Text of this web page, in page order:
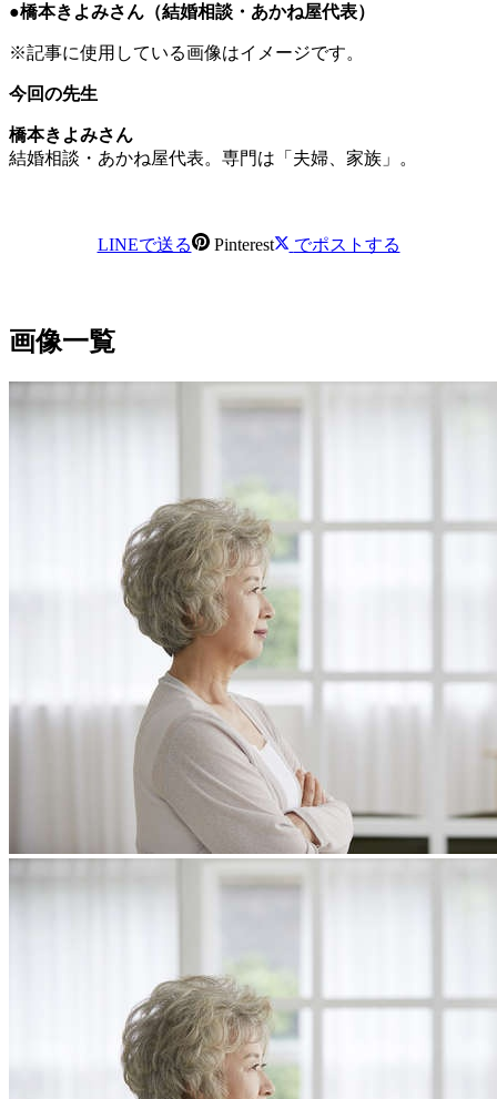
●橋本きよみさん （結婚相談・あかね屋代表）
※記事に使用している画像はイメージです。
今回の先生
橋本きよみさん
結婚相談・あかね屋代表。専門は「夫婦、家族」。
LINEで送る Pinterest でポストする
画像一覧